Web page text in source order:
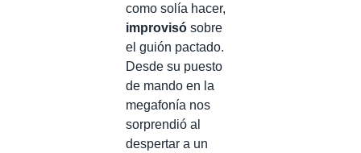
como solía hacer,
improvisó sobre
el guión pactado.
Desde su puesto
de mando en la
megafonía nos
sorprendió al
despertar a un